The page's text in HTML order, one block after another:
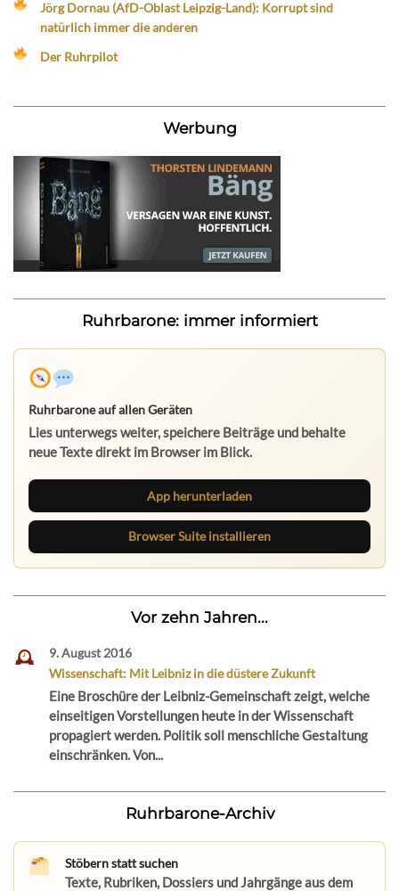
Jörg Dornau (AfD-Oblast Leipzig-Land): Korrupt sind
natürlich immer die anderen
Der Ruhrpilot
Werbung
Ruhrbarone: immer informiert
Ruhrbarone auf allen Geräten
Lies unterwegs weiter, speichere Beiträge und behalte
neue Texte direkt im Browser im Blick.
App herunterladen
Browser Suite installieren
Vor zehn Jahren...
9. August 2016
Wissenschaft: Mit Leibniz in die düstere Zukunft
Eine Broschüre der Leibniz-Gemeinschaft zeigt, welche
einseitigen Vorstellungen heute in der Wissenschaft
propagiert werden. Politik soll menschliche Gestaltung
einschränken. Von...
Ruhrbarone-Archiv
Stöbern statt suchen
Texte, Rubriken, Dossiers und Jahrgänge aus dem